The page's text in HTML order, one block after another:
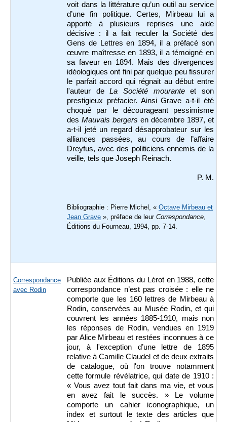
voit dans la littérature qu’un outil au service
d’une fin politique. Certes, Mirbeau lui a
apporté à plusieurs reprises une aide
décisive : il a fait reculer la Société des
Gens de Lettres en 1894, il a préfacé son
œuvre maîtresse en 1893, il a témoigné en
sa faveur en 1894. Mais des divergences
idéologiques ont fini par quelque peu fissurer
le parfait accord qui régnait au début entre
l'auteur deLa Société mouranteet son
prestigieux préfacier. Ainsi Grave a-t-il été
choqué par le décourageant pessimisme
des Mauvais bergers en décembre 1897, et
a-t-il jeté un regard désapprobateur sur les
alliances passées, au cours de l’affaire
Dreyfus, avec des politiciens ennemis de la
veille, tels que Joseph Reinach.
P. M.
Bibliographie : Pierre Michel, « Octave Mirbeau et
Jean Grave », préface de leur Correspondance
Éditions du Fourneau, 1994, pp. 7-14.
Correspondance
avec Rodin
Publiée aux Éditions du Lérot en 1988, cette
correspondance n’est pas croisée : elle ne
comporte que les 160 lettres de Mirbeau à
Rodin, conservées au Musée Rodin, et qui
couvrent les années 1885-1910, mais non
les réponses de Rodin, vendues en 1919
par Alice Mirbeau et restées inconnues à ce
jour, à l'exception d’une lettre de 1895
relative à Camille Claudel et de deux extraits
de catalogue, où l'on trouve notamment
cette formule révélatrice, qui date de 1910 :
« Vous avez tout fait dans ma vie, et vous
en avez fait le succès. » Le volume
comporte un cahier iconographique, un
index et surtout le texte des articles que